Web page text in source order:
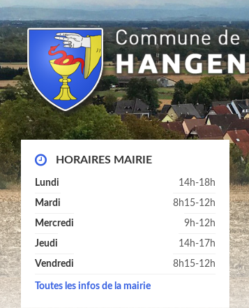
HORAIRES MAIRIE
Lundi 14h-18h
Mardi 8h15-12h
Mercredi 9h-12h
Jeudi 14h-17h
Vendredi 8h15-12h
Toutes les infos de la mairie